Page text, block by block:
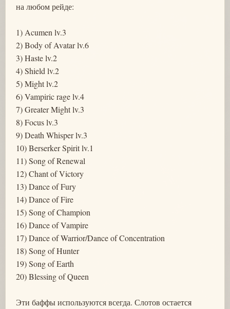
на любом рейде:
1) Acumen lv.3
2) Body of Avatar lv.6
3) Haste lv.2
4) Shield lv.2
5) Might lv.2
6) Vampiric rage lv.4
7) Greater Might lv.3
8) Focus lv.3
9) Death Whisper lv.3
10) Berserker Spirit lv.1
11) Song of Renewal
12) Chant of Victory
13) Dance of Fury
14) Dance of Fire
15) Song of Champion
16) Dance of Vampire
17) Dance of Warrior/Dance of Concentration
18) Song of Hunter
19) Song of Earth
20) Blessing of Queen
Эти баффы используются всегда. Слотов остается